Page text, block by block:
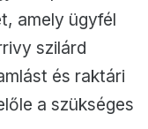
amely ügyfél
szilárd
és raktári
a szükséges